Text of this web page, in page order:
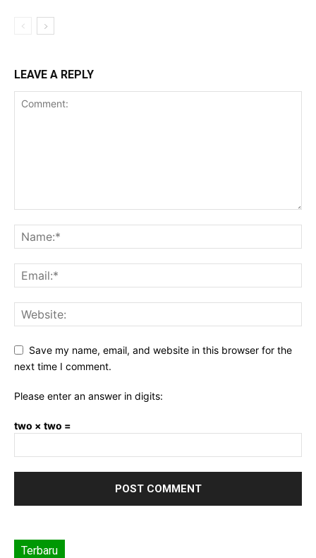
LEAVE A REPLY
Save my name, email, and website in this browser for the
next time I comment.
Please enter an answer in digits:
two × two =
Terbaru